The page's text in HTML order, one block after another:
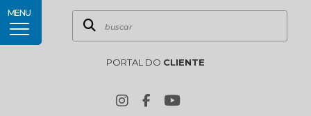
PORTAL DO CLIENTE
MENU